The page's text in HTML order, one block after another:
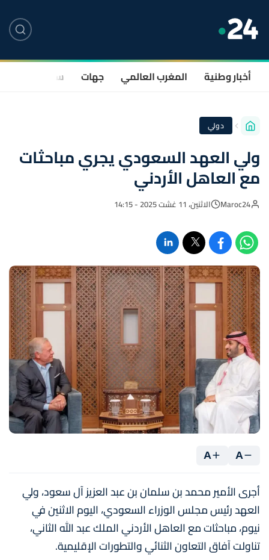
أخبار وطنية المغرب العالمي جهات سياسة
دولي
ولي العهد السعودي يجري مباحثات
مع العاهل الأردني
Maroc24 الاثنين، 11 غشت 2025 - 14:15
A
A
أجرى الأمير محمد بن سلمان بن عبد العزيز آل سعود، ولي
العهد رئيس مجلس الوزراء السعودي، اليوم الاثنين في
نيوم، مباحثات مع العاهل الأردني الملك عبد الله الثاني،
تناولت آفاق التعاون الثنائي والتطورات الإقليمية.